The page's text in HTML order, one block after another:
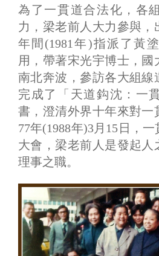
為了一貫道合法化，各
力，梁老前人大力參與，
年間(1981年)指派了黃
用，帶著宋光宇博士，國
南北奔波，參訪各大組線
完成了「天道鈎沈：一
書，澄清外界十年來對一
77年(1988年)3月15日，
大會，梁老前人是發起人
理事之職。